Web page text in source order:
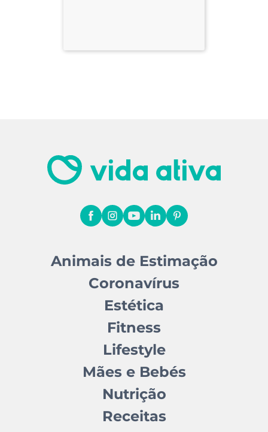
Animais de Estimação
Coronavírus
Estética
Fitness
Lifestyle
Mães e Bebés
Nutrição
Receitas